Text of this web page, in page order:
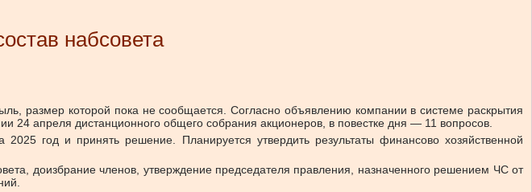
набсовета
размер которой пока не сообщается. Согласно объявлению компании в системе раскрытия
апреля дистанционного общего собрания акционеров, в повестке дня — 11 вопросов.
год и принять решение. Планируется утвердить результаты финансово хозяйственной
доизбрание членов, утверждение председателя правления, назначенного решением ЧС от